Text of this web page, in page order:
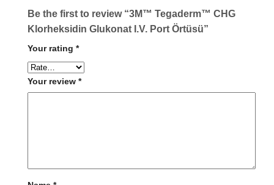
Be the first to review “3M™ Tegaderm™ CHG
Klorheksidin Glukonat I.V. Port Örtüsü”
Your rating *
Your review *